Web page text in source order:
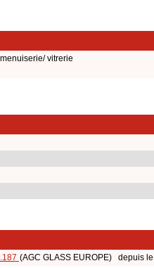
vitrerie
(AGC GLASS EUROPE) depuis